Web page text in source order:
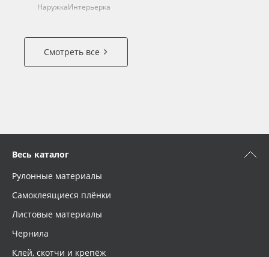
НаружкаИнтерьерка
Смотреть все
Весь каталог
Рулонные материалы
Самоклеящиеся плёнки
Листовые материалы
Чернила
Клей, скотчи и крепёж